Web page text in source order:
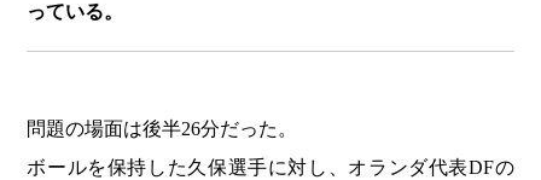
っている。
問題の場面は後半26分だった。
ボールを保持した久保選手に対し、オランダ代表DFの